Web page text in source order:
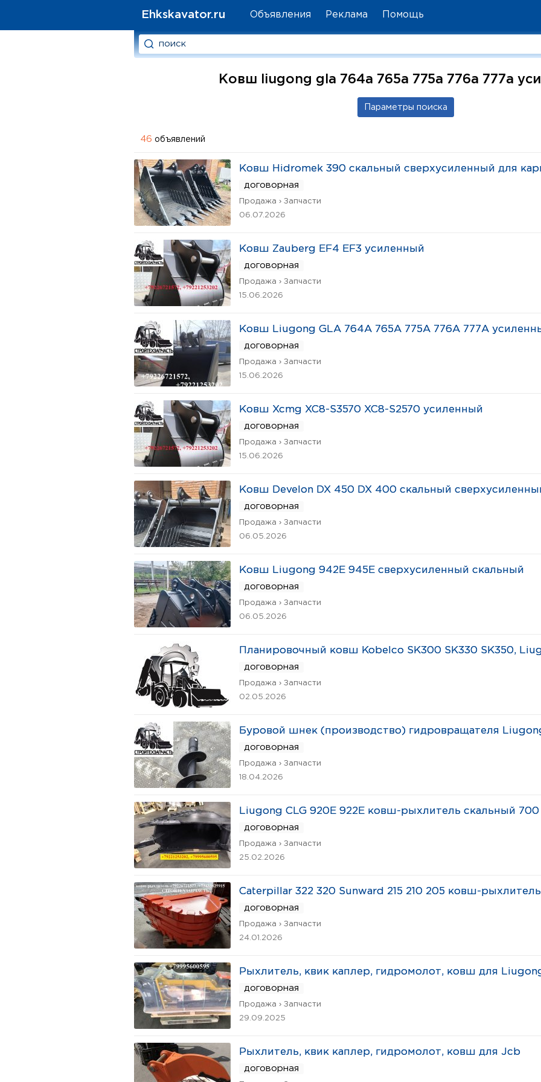
Ehkskavator.ru Объявления Реклама Помощь
Ковш liugong gla 764a 765a 775a 776a 777a
46 объявлений
Ковш Hidromek 390 скальный сверхусиленный для
договорная
Продажа › Запчасти
06.07.2026
Ковш Zauberg EF4 EF3 усиленный
договорная
Продажа › Запчасти
15.06.2026
Ковш Liugong GLA 764A 765A 775A 776A 777A
договорная
Продажа › Запчасти
15.06.2026
Ковш Xcmg XC8-S3570 XC8-S2570 усиленный
договорная
Продажа › Запчасти
15.06.2026
Ковш Develon DX 450 DX 400 скальный
договорная
Продажа › Запчасти
06.05.2026
Ковш Liugong 942E 945E сверхусиленный скальный
договорная
Продажа › Запчасти
06.05.2026
Планировочный ковш Kobelco SK300 SK330 SK350,
договорная
Продажа › Запчасти
02.05.2026
Буровой шнек (производство) гидровращателя
договорная
Продажа › Запчасти
18.04.2026
Liugong CLG 920E 922E ковш-рыхлитель скальный
договорная
Продажа › Запчасти
25.02.2026
Caterpillar 322 320 Sunward 215 210 205 ковш-рыхлитель
договорная
Продажа › Запчасти
24.01.2026
Рыхлитель, квик каплер, гидромолот, ковш для
договорная
Продажа › Запчасти
29.09.2025
Рыхлитель, квик каплер, гидромолот, ковш для Jcb
договорная